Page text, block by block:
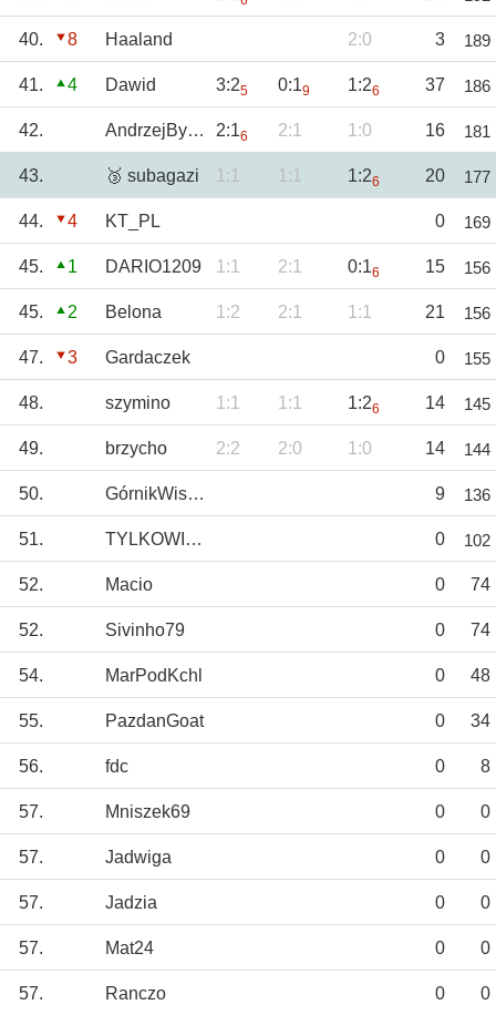
40. 8 Haaland 2:0 3 189
41. 4 Dawid 3:25 0:19 1:26 37 186
42. AndrzejBystrzyc 2:16 2:1 1:0 16 181
43. 🥉 subagazi 1:1 1:1 1:26 20 177
44. 4 KT_PL 0 169
45. 1 DARIO1209 1:1 2:1 0:16 15 156
45. 2 Belona 1:2 2:1 1:1 21 156
47. 3 Gardaczek 0 155
48. szymino 1:1 1:1 1:26 14 145
49. brzycho 2:2 2:0 1:0 14 144
50. GórnikWisłoka 9 136
51. TYLKOWISŁA_TS 0 102
52. Macio 0 74
52. Sivinho79 0 74
54. MarPodKchl 0 48
55. PazdanGoat 0 34
56. fdc 0 8
57. Mniszek69 0 0
57. Jadwiga 0 0
57. Jadzia 0 0
57. Mat24 0 0
57. Ranczo 0 0